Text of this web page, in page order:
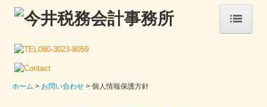
ホーム
事務所案内
ホーム お問い合わせ 個人情報保護方針